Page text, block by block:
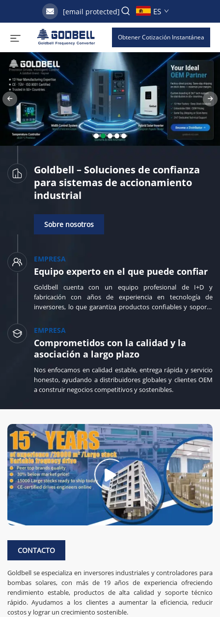
[email protected] ES
Obtener Cotización Instantánea
Goldbell – Soluciones de confianza
para sistemas de accionamiento
industrial
Sobre nosotros
EMPRESA
Equipo experto en el que puede confiar
Goldbell cuenta con un equipo profesional de I+D y
fabricación con años de experiencia en tecnología de
inversores, lo que garantiza productos confiables y soporte
EMPRESA
Comprometidos con la calidad y la
asociación a largo plazo
Nos enfocamos en calidad estable, entrega rápida y servicio
honesto, ayudando a distribuidores globales y clientes OEM
a construir negocios competitivos y sostenibles.
CONTACTO
Goldbell se especializa en inversores industriales y controladores para
bombas solares, con más de 19 años de experiencia ofreciendo
rendimiento estable, productos de alta calidad y soporte técnico
rápido. Ayudamos a los clientes a aumentar la eficiencia, reducir
costos y lograr un crecimiento sostenible.